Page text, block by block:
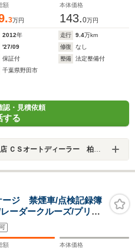
額
3万円
本体価格
143.0万円
2012年 走行 9.4万km
'27/09 修復
なし
保証付 整備
法定整備付
千葉県野田市
認・見積依頼
する
ディーラー 柏インター店 中古車専門店
ジ 禁煙車/点検記録簿
ーダークルーズ/プリク
ランスソナー/黒本革/
メモリー/LEDヘッドラ
額 本体価格